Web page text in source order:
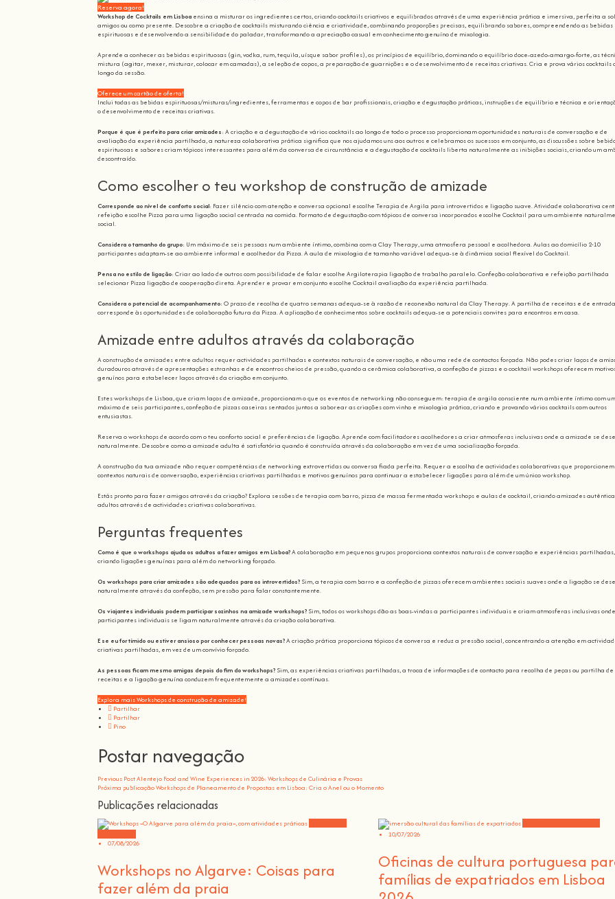
Reserva agora!
Workshop de Cocktails em Lisboa ensina a misturar os ingredientes certos, criando cocktails criativos e equilibrados através de uma experiência prática e imersiva, perfeita a
amigos ou como presente. Descobre a criação de cocktails misturando ciência e criatividade, combinando proporções precisas, equilibrando sabores, compreendendo as bebidas
espirituosas e desenvolvendo a sensibilidade do paladar, transformando a apreciação casual em conhecimento genuíno de mixologia.
Aprende a conhecer as bebidas espirituosas (gin, vodka, rum, tequila, uísque sabor profiles), os princípios de equilíbrio, dominando o equilíbrio doce-azedo-amargo-forte, as
mistura (agitar, mexer, misturar, colocar em camadas), a seleção de copos, a preparação de guarnições e o desenvolvimento de receitas criativas. Cria e prova vários cocktails
longo da sessão.
Oferece um cartão de oferta!
Inclui todas as bebidas espirituosas/misturas/ingredientes, ferramentas e copos de bar profissionais, criação e degustação práticas, instruções de equilíbrio e técnica e
o desenvolvimento de receitas criativas.
Porque é que é perfeito para criar amizades: A criação e a degustação de vários cocktails ao longo de todo o processo proporcionam oportunidades naturais de conversação e de
avaliação da experiência partilhada, a natureza colaborativa prática significa que nos ajudamos uns aos outros e celebramos os sucessos em conjunto, as discussões sobre
espirituosas e sabores criam tópicos interessantes para além da conversa de circunstância e a degustação de cocktails liberta naturalmente as inibições sociais, criando um
descontraído.
Como escolher o teu workshop de construção de amizade
Corresponde ao nível de conforto social: Fazer silêncio com atenção e conversa opcional escolhe Terapia de Argila para introvertidos e ligação suave. Atividade colaborativa
refeição escolhe Pizza para uma ligação social centrada na comida. Formato de degustação com tópicos de conversa incorporados escolhe Cocktail para um ambiente
social.
Considera o tamanho do grupo: Um máximo de seis pessoas num ambiente íntimo, combina com a Clay Therapy, uma atmosfera pessoal e acolhedora. Aulas ao domicílio 2-10
participantes adaptam-se ao ambiente informal e acolhedor da Pizza. A aula de mixologia de tamanho variável adequa-se à dinâmica social flexível do Cocktail.
Pensa no estilo de ligação: Criar ao lado de outros com possibilidade de falar escolhe Argiloterapia ligação de trabalho paralelo. Confeção colaborativa e refeição partilhada
selecionar Pizza ligação de cooperação direta. Aprender e provar em conjunto escolhe Cocktail avaliação da experiência partilhada.
Considera o potencial de acompanhamento: O prazo de recolha de quatro semanas adequa-se à razão de reconexão natural da Clay Therapy. A partilha de receitas e de
corresponde às oportunidades de colaboração futura da Pizza. A aplicação de conhecimentos sobre cocktails adequa-se a potenciais convites para encontros em casa.
Amizade entre adultos através da colaboração
A construção de amizades entre adultos requer actividades partilhadas e contextos naturais de conversação, e não uma rede de contactos forçada. Não podes criar laços de
duradouros através de apresentações estranhas e de encontros cheios de pressão, quando a cerâmica colaborativa, a confeção de pizzas e o cocktail workshops oferecem
genuínos para estabelecer laços através da criação em conjunto.
Estes workshops de Lisboa, que criam laços de amizade, proporcionam o que os eventos de networking não conseguem: terapia de argila consciente num ambiente íntimo com
máximo de seis participantes, confeção de pizzas caseiras sentados juntos a saborear as criações com vinho e mixologia prática, criando e provando vários cocktails com outros
entusiastas.
Reserva o workshops de acordo com o teu conforto social e preferências de ligação. Aprende com facilitadores acolhedores a criar atmosferas inclusivas onde a amizade se
naturalmente. Descobre como a amizade adulta é satisfatória quando é construída através da colaboração em vez de uma socialização forçada.
A construção da tua amizade não requer competências de networking extrovertidas ou conversa fiada perfeita. Requer a escolha de actividades colaborativas que proporcionem
contextos naturais de conversação, experiências criativas partilhadas e motivos genuínos para continuar a estabelecer ligações para além de um único workshop.
Estás pronto para fazer amigos através da criação? Explora sessões de terapia com barro, pizza de massa fermentada workshops e aulas de cocktail, criando amizades
adultos através de actividades criativas colaborativas.
Perguntas frequentes
Como é que o workshops ajuda os adultos a fazer amigos em Lisboa?A colaboração em pequenos grupos proporciona contextos naturais de conversação e experiências partilhadas,
criando ligações genuínas para além do networking forçado.
Os workshops para criar amizades são adequados para os introvertidos? Sim, a terapia com barro e a confeção de pizzas oferecem ambientes sociais suaves onde a ligação se
naturalmente através da confeção, sem pressão para falar constantemente.
Os viajantes individuais podem participar sozinhos na amizade workshops? Sim, todos os workshops dão as boas-vindas a participantes individuais e criam atmosferas inclusivas
participantes individuais se ligam naturalmente através da criação colaborativa.
E se eu for tímido ou estiver ansioso por conhecer pessoas novas?A criação prática proporciona tópicos de conversa e reduz a pressão social, concentrando a atenção em
criativas partilhadas, em vez de um convívio forçado.
As pessoas ficam mesmo amigas depois do fim do workshops? Sim, as experiências criativas partilhadas, a troca de informações de contacto para recolha de peças ou partilha de
receitas e a ligação genuína conduzem frequentemente a amizades contínuas.
Explora mais Workshops de construção de amizade!
Partilhar
Partilhar
Pino
Postar navegação
Previous PostAlentejo Food and Wine Experiences in 2026: Workshops de Culinária e Provas
Próxima publicaçãoWorkshops de Planeamento de Propostas em Lisboa: Cria o Anel ou o Momento
Publicações relacionadas
07/08/2026
Workshops no Algarve: Coisas para
fazer além da praia
10/07/2026
Oficinas de cultura portuguesa
famílias de expatriados em Lisboa